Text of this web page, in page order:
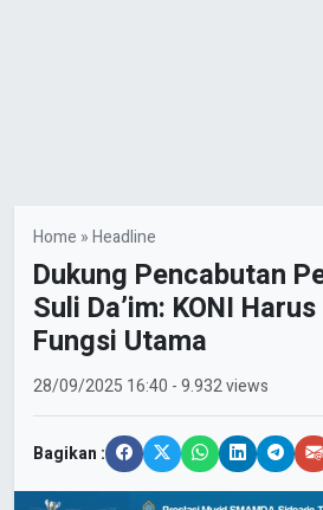
Home »Headline
Dukung Pencabutan
Suli Da’im: KONI
Fungsi Utama
28/09/2025 16:40 - 9.932 views
Bagikan :